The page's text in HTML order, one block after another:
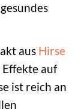
aus Hirse
auf
ist reich an